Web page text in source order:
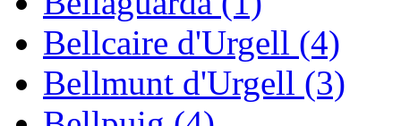
Bellcaire d'Urgell (4)
Bellmunt d'Urgell (3)